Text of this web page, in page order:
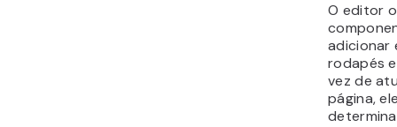
O editor
adicionar
rodapés
vez de
página,